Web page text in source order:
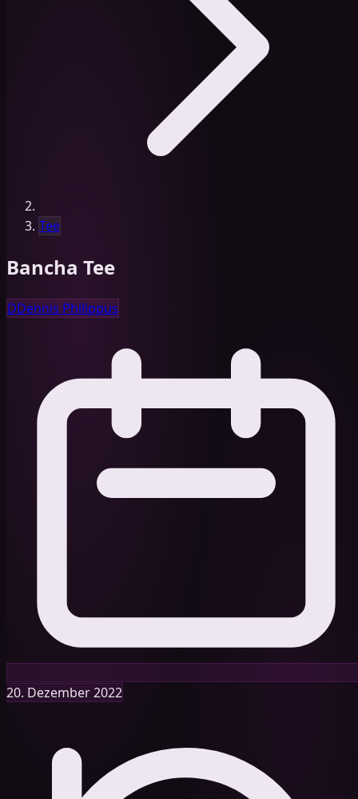
Tee
Bancha Tee
DDennis Philippus
20. Dezember 2022